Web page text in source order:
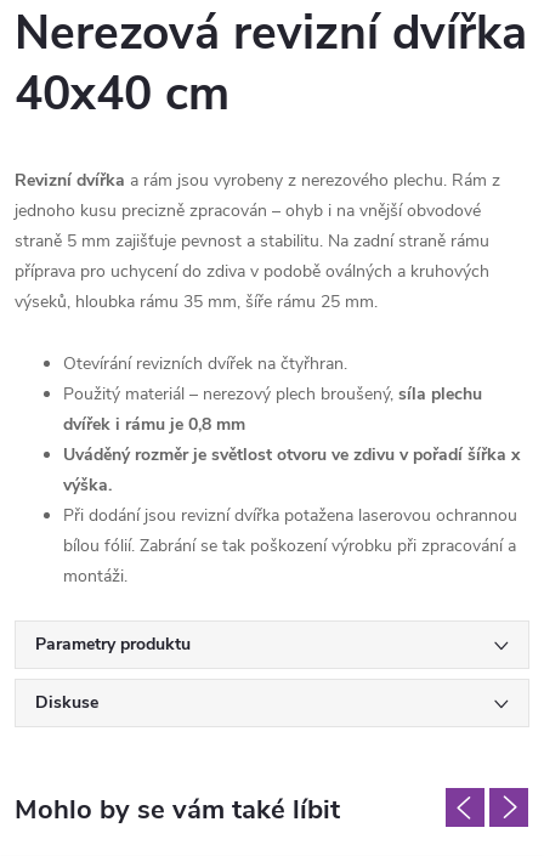
Nerezová revizní dvířka
40x40 cm
Revizní dvířka a rám jsou vyrobeny z nerezového plechu. Rám z
jednoho kusu precizně zpracován – ohyb i na vnější obvodové
straně 5 mm zajišťuje pevnost a stabilitu. Na zadní straně rámu
příprava pro uchycení do zdiva v podobě oválných a kruhových
výseků, hloubka rámu 35 mm, šíře rámu 25 mm.
Otevírání revizních dvířek na čtyřhran.
Použitý materiál – nerezový plech broušený, síla plechu
dvířek i rámu je 0,8 mm
Uváděný rozměr je světlost otvoru ve zdivu v pořadí šířka x
výška.
Při dodání jsou revizní dvířka potažena laserovou ochrannou
bílou fólií. Zabrání se tak poškození výrobku při zpracování a
montáži.
Parametry produktu
Diskuse